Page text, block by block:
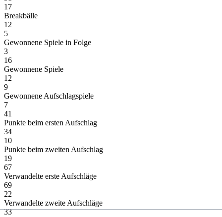
17
Breakbälle
12
5
Gewonnene Spiele in Folge
3
16
Gewonnene Spiele
12
9
Gewonnene Aufschlagspiele
7
41
Punkte beim ersten Aufschlag
34
10
Punkte beim zweiten Aufschlag
19
67
Verwandelte erste Aufschläge
69
22
Verwandelte zweite Aufschläge
33